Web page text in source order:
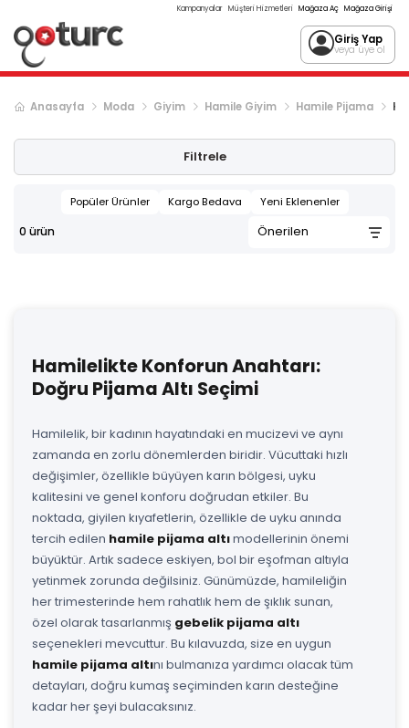
Kampanyalar Müşteri Hizmetleri Mağaza Aç Mağaza Girişi
Giriş Yap
veya üye ol
Anasayfa Moda Giyim Hamile Giyim Hamile Pijama
Filtrele
Popüler Ürünler Kargo Bedava Yeni Eklenenler
0 ürün
Hamilelikte Konforun Anahtarı:
Doğru Pijama Altı Seçimi
Hamilelik, bir kadının hayatındaki en mucizevi ve aynı
zamanda en zorlu dönemlerden biridir. Vücuttaki hızlı
değişimler, özellikle büyüyen karın bölgesi, uyku
kalitesini ve genel konforu doğrudan etkiler. Bu
noktada, giyilen kıyafetlerin, özellikle de uyku anında
tercih edilen hamile pijama altımodellerinin önemi
büyüktür. Artık sadece eskiyen, bol bir eşofman altıyla
yetinmek zorunda değilsiniz. Günümüzde, hamileliğin
her trimesterinde hem rahatlık hem de şıklık sunan,
özel olarak tasarlanmış gebelik pijama altı
seçenekleri mevcuttur. Bu kılavuzda, size en uygun
hamile pijama altını bulmanıza yardımcı olacak tüm
detayları, doğru kumaş seçiminden karın desteğine
kadar her şeyi bulacaksınız.